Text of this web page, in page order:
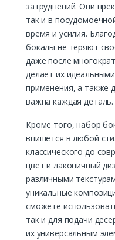
затруднений. Они
так и в
время и усилия.
бокалы не теряют
даже после
делает их
применения, а также
важна каждая деталь.
Кроме того, набор
впишется в любой
классического до
цвет и лаконичный
различными
уникальные
сможете
так и для подачи
их универсальным